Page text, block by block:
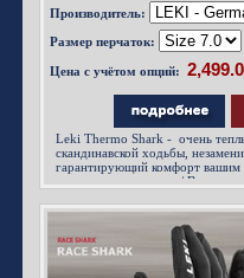
Производитель:
Размер перчаток:
Цена с учётом опций:
Leki Thermo Shark - очень
скандинавской ходьбы,
гарантирующий комфорт вашим
холодное время года / В этих
Со стороны ладони перчатки